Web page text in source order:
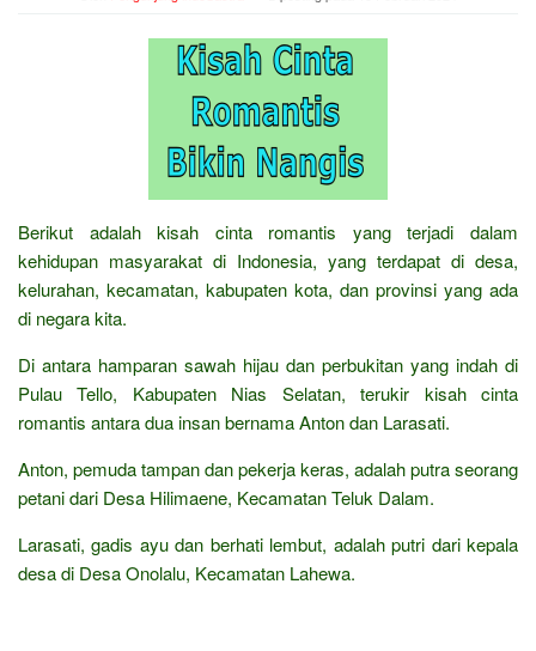
Berikut adalah kisah cinta romantis yang terjadi dalam
kehidupan masyarakat di Indonesia, yang terdapat di desa,
kelurahan, kecamatan, kabupaten kota, dan provinsi yang ada
di negara kita.
Di antara hamparan sawah hijau dan perbukitan yang indah di
Pulau Tello, Kabupaten Nias Selatan, terukir kisah cinta
romantis antara dua insan bernama Anton dan Larasati.
Anton, pemuda tampan dan pekerja keras, adalah putra seorang
petani dari Desa Hilimaene, Kecamatan Teluk Dalam.
Larasati, gadis ayu dan berhati lembut, adalah putri dari kepala
desa di Desa Onolalu, Kecamatan Lahewa.